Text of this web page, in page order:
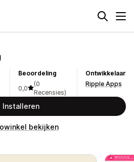
Beoordeling
0,0
(0
Recensies)
Ontwikkelaar
Ripple Apps
Installeren
bekijken